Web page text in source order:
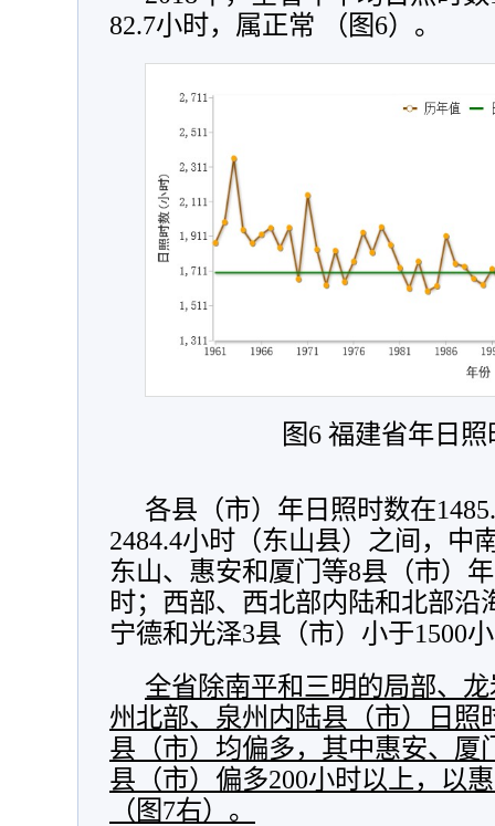
82.7小时，属正常 （图6）。
图6 福建省年日
各县（市）年日照时数在
2484.4小时（东山县）之间，中
东山、惠安和厦门等8县（市）
时；西部、西北部内陆和北部沿
宁德和光泽3县（市）小于1500
全省除南平和三明的局部、
州北部、泉州内陆县（市）日照
县（市）均偏多，其中惠安、厦
县（市）偏多200小时以上，以
（图7右）。